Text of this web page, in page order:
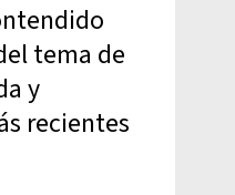
tema de
y
recientes